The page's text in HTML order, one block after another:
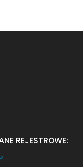
sposób na
REJESTROWE: